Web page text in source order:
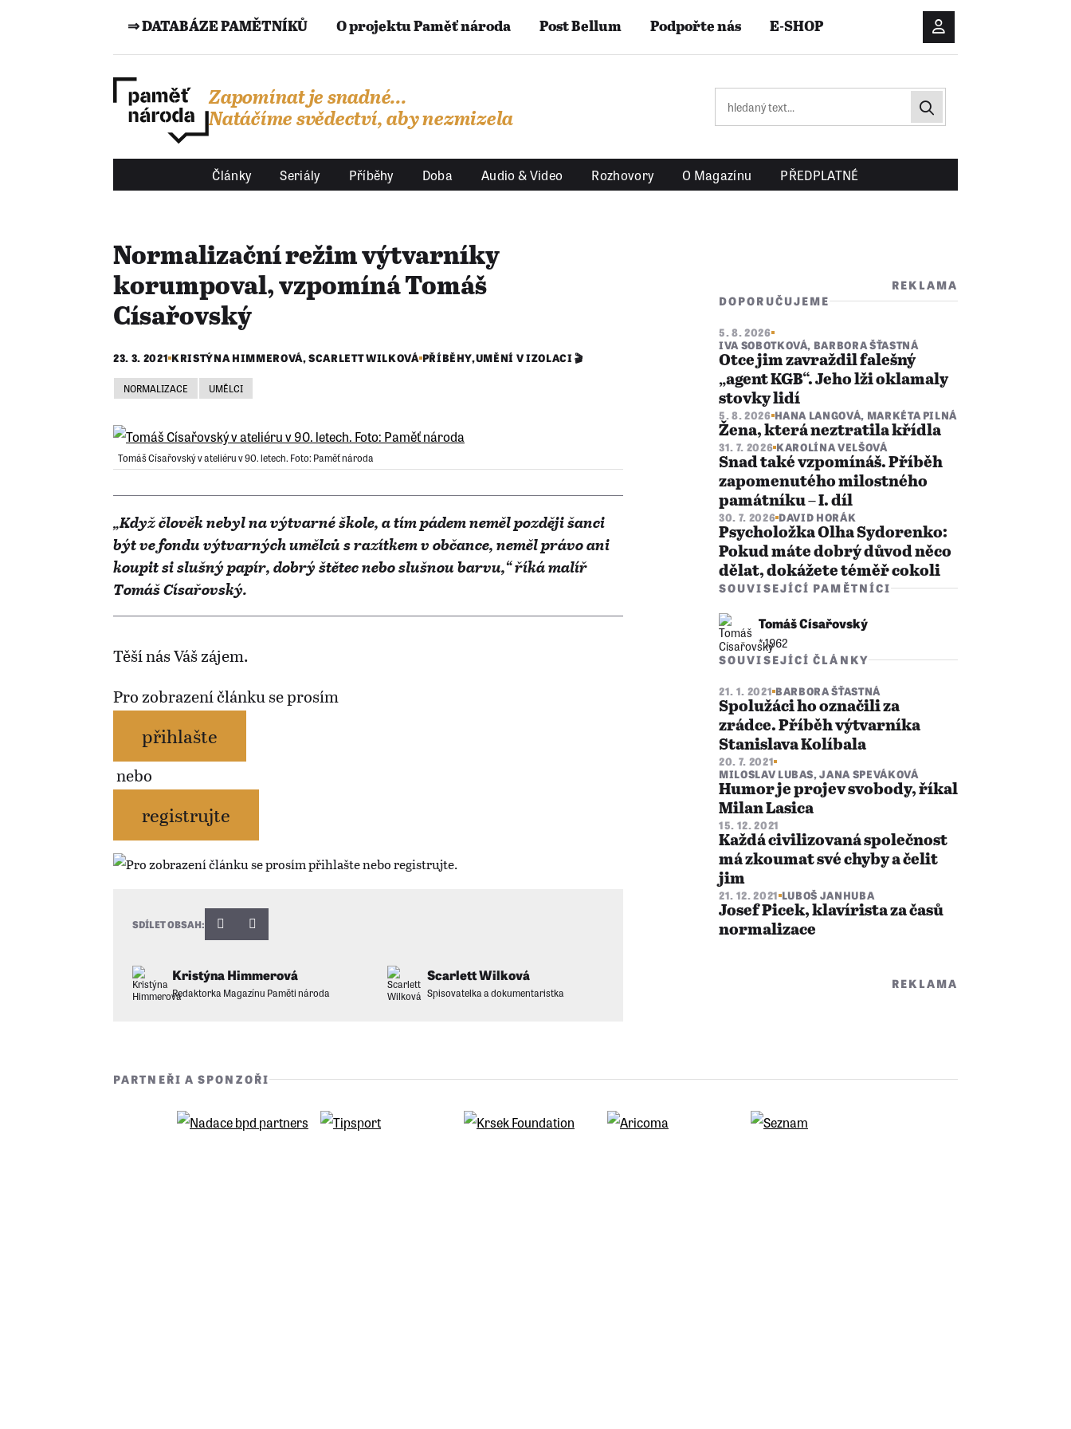
⇒ DATABÁZE PAMĚTNÍKŮ O projektu Paměť národa Post Bellum Podpořte nás E-SHOP
Přihlášení/
Zapomínat je snadné...
Natáčíme svědectví, aby nezmizela
Články Seriály Příběhy Doba Audio & Video Rozhovory O Magazínu PŘEDPLATNÉ
Normalizační režim výtvarníky
korumpoval, vzpomíná Tomáš
Císařovský
23. 3. 2021 KRISTÝNA HIMMEROVÁ,SCARLETT WILKOVÁ PŘÍBĚHY,UMĚNÍ V IZOLACI 🎬
NORMALIZACE UMĚLCI
Tomáš Císařovský v ateliéru v 90. letech. Foto: Paměť národa
„Když člověk nebyl na výtvarné škole, a tím pádem neměl později šanci
být ve fondu výtvarných umělců s razítkem v občance, neměl právo ani
koupit si slušný papír, dobrý štětec nebo slušnou barvu,“ říká malíř
Tomáš Císařovský.
Těší nás Váš zájem.
Pro zobrazení článku se prosím
přihlašte
nebo
registrujte
Kristýna Himmerová
Redaktorka Magazínu Paměti národa
Scarlett Wilková
Spisovatelka a dokumentaristka
SDÍLET OBSAH:
REKLAMA
DOPORUČUJEME
5. 8. 2026
IVA SOBOTKOVÁ, BARBORA ŠŤASTNÁ
Otce jim zavraždil falešný
„agent KGB“. Jeho lži oklamaly
stovky lidí
5. 8. 2026 HANA LANGOVÁ, MARKÉTA PILNÁ
Žena, která neztratila křídla
31. 7. 2026 KAROLÍNA VELŠOVÁ
Snad také vzpomínáš. Příběh
zapomenutého milostného
památníku – I. díl
30. 7. 2026 DAVID HORÁK
Psycholožka Olha Sydorenko:
Pokud máte dobrý důvod něco
dělat, dokážete téměř cokoli
SOUVISEJÍCÍ PAMĚTNÍCI
Tomáš Císařovský
* 1962
SOUVISEJÍCÍ ČLÁNKY
21. 1. 2021 BARBORA ŠŤASTNÁ
Spolužáci ho označili za
zrádce. Příběh výtvarníka
Stanislava Kolíbala
20. 7. 2021
MILOSLAV LUBAS,JANA SPEVÁKOVÁ
Humor je projev svobody, říkal
Milan Lasica
15. 12. 2021
Každá civilizovaná společnost
má zkoumat své chyby a čelit
jim
21. 12. 2021 LUBOŠ JANHUBA
Josef Picek, klavírista za časů
normalizace
REKLAMA
PARTNEŘI A SPONZOŘI